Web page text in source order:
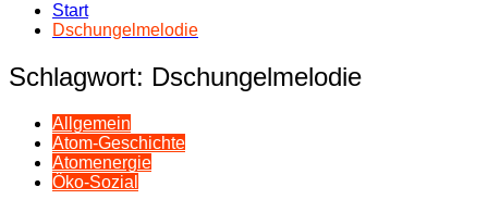
Start
Dschungelmelodie
Schlagwort: Dschungelmelodie
Allgemein
Atom-Geschichte
Atomenergie
Öko-Sozial